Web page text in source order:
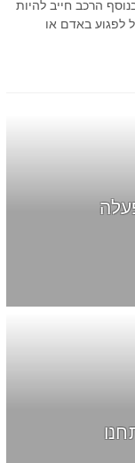
הרכב חייב להיות
לפגוע באדם או